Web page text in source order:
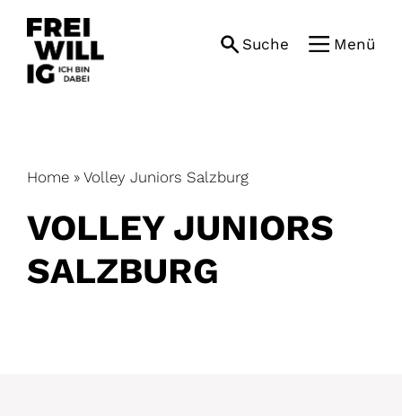
content
Suche Menü
Home » Volley Juniors Salzburg
VOLLEY JUNIORS
SALZBURG